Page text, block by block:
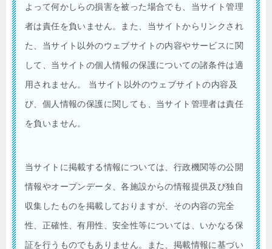
よって何かしらの損害を被った場合でも、当サイト管理
者は責任を負いません。また、当サイトからリンクされ
た、当サイト以外のウェブサイトの内容やサービスに関
して、当サイトの個人情報の保護についての諸条件は適
用されません。 当サイト以外のウェブサイトの内容及
び、個人情報の保護に関しても、当サイト管理者は責任
を負いません。
当サイトに掲載する情報については、行政機関等の公開
情報やオープンデータ、各施設からの情報提供及び独自
収集したものを掲載しておりますが、その内容の完全
性、正確性、有用性、安全性等については、いかなる保
証を行うものでもありません。また、掲載情報に基づい